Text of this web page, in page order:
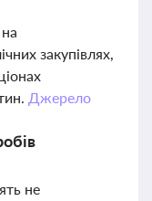
закупівлях,
Джерело
не